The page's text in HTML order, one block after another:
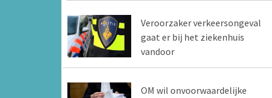
Veroorzaker verkeersongeval
gaat er bij het ziekenhuis
vandoor
OM wil onvoorwaardelijke